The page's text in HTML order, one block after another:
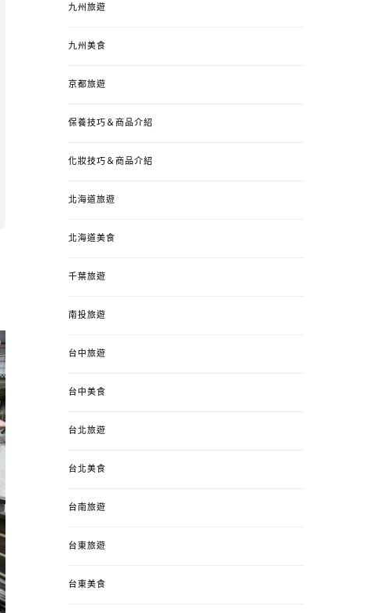
九州旅遊
九州美食
京都旅遊
保養技巧＆商品介紹
化妝技巧＆商品介紹
北海道旅遊
北海道美食
千葉旅遊
南投旅遊
台中旅遊
台中美食
台北旅遊
台北美食
台南旅遊
台東旅遊
台東美食